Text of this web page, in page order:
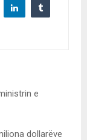
e
dollarëve